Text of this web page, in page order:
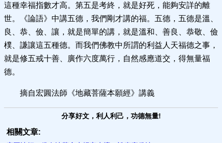
這種幸福指數才高。第五是考終，就是好死，能夠安詳的離
世。《論語》中講五德，我們剛才講的福。五德，五德是溫、
良、恭、儉、讓，就是簡單的講，就是溫和、善良、恭敬、儉
樸、謙讓這五種德。而我們佛教中所謂的利益人天福德之事，
就是修五戒十善、廣作六度萬行，自然感應道交，得無量福
德。
摘自宏圓法師《地藏菩薩本願經》講義
分享好文，利人利己，功德無量!
相關文章: